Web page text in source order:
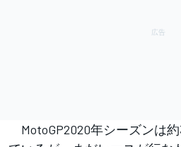
MotoGP2020年シーズンは